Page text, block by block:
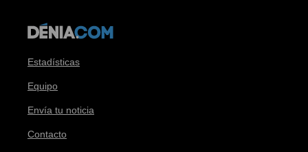
Estadísticas
Equipo
Envía tu noticia
Contacto